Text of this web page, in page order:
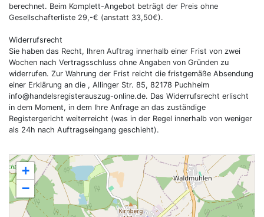
+
−
berechnet. Beim Komplett-Angebot beträgt der Preis ohne
Gesellschafterliste 29,-€ (anstatt 33,50€).
Widerrufsrecht
Sie haben das Recht, Ihren Auftrag innerhalb einer Frist von zwei
Wochen nach Vertragsschluss ohne Angaben von Gründen zu
widerrufen. Zur Wahrung der Frist reicht die fristgemäße Absendung
einer Erklärung an die , Allinger Str. 85, 82178 Puchheim
info@handelsregisterauszug-online.de. Das Widerrufsrecht erlischt
in dem Moment, in dem Ihre Anfrage an das zuständige
Registergericht weiterreicht (was in der Regel innerhalb von weniger
als 24h nach Auftragseingang geschieht).